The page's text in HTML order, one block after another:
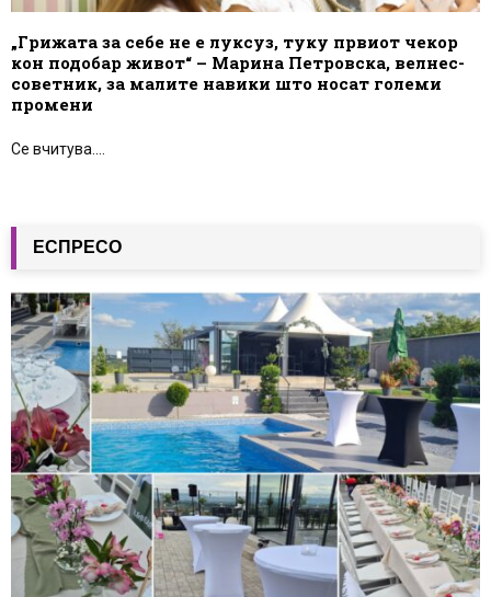
„Грижата за себе не е луксуз, туку првиот чекор
кон подобар живот“ – Марина Петровска, велнес-
советник, за малите навики што носат големи
промени
Се вчитува....
ЕСПРЕСО